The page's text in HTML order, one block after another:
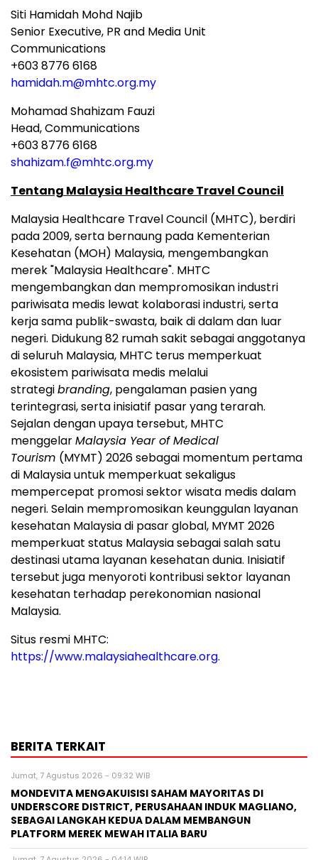
Siti Hamidah Mohd Najib
Senior Executive, PR and Media Unit
Communications
+603 8776 6168
hamidah.m@mhtc.org.my
Mohamad Shahizam Fauzi
Head, Communications
+603 8776 6168
shahizam.f@mhtc.org.my
Tentang Malaysia Healthcare Travel Council
Malaysia Healthcare Travel Council (MHTC), berdiri
pada 2009, serta bernaung pada Kementerian
Kesehatan (MOH) Malaysia, mengembangkan
merek "Malaysia Healthcare". MHTC
mengembangkan dan mempromosikan industri
pariwisata medis lewat kolaborasi industri, serta
kerja sama publik-swasta, baik di dalam dan luar
negeri. Didukung 82 rumah sakit sebagai anggotanya
di seluruh Malaysia, MHTC terus memperkuat
ekosistem pariwisata medis melalui
strategibranding, pengalaman pasien yang
terintegrasi, serta inisiatif pasar yang terarah.
Sejalan dengan upaya tersebut, MHTC
menggelarMalaysia Year of Medical
Tourism (MYMT) 2026 sebagai momentum pertama
di Malaysia untuk memperkuat sekaligus
mempercepat promosi sektor wisata medis dalam
negeri. Selain mempromosikan keunggulan layanan
kesehatan Malaysia di pasar global, MYMT 2026
memperkuat status Malaysia sebagai salah satu
destinasi utama layanan kesehatan dunia. Inisiatif
tersebut juga menyoroti kontribusi sektor layanan
kesehatan terhadap perekonomian nasional
Malaysia.
Situs resmi MHTC:
https://www.malaysiahealthcare.org.
BERITA TERKAIT
Jumat, 7 Agustus 2026 - 09:32 WIB
MONDEVITA MENGAKUISISI SAHAM MAYORITAS DI
UNDERSCORE DISTRICT, PERUSAHAAN INDUK MAGLIANO,
SEBAGAI LANGKAH KEDUA DALAM MEMBANGUN
PLATFORM MEREK MEWAH ITALIA BARU